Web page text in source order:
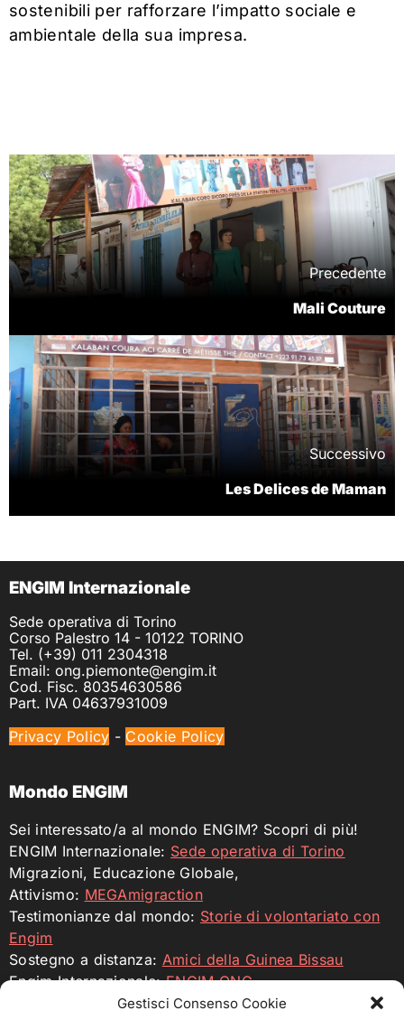
Gestisci Consenso Cookie
sostenibili per rafforzare l’impatto sociale e
ambientale della sua impresa.
Precedente
Mali Couture
Successivo
Les Delices de Maman
ENGIM Internazionale
Sede operativa di Torino
Corso Palestro 14 - 10122 TORINO
Tel. (+39) 011 2304318
Email: ong.piemonte@engim.it
Cod. Fisc. 80354630586
Part. IVA 04637931009
Privacy Policy - Cookie Policy
Mondo ENGIM
Sei interessato/a al mondo ENGIM? Scopri di più!
ENGIM Internazionale: Sede operativa di Torino
Migrazioni, Educazione Globale,
Attivismo: MEGAmigraction
Testimonianze dal mondo: Storie di volontariato con
Engim
Sostegno a distanza: Amici della Guinea Bissau
Engim Internazionale:ENGIM ONG